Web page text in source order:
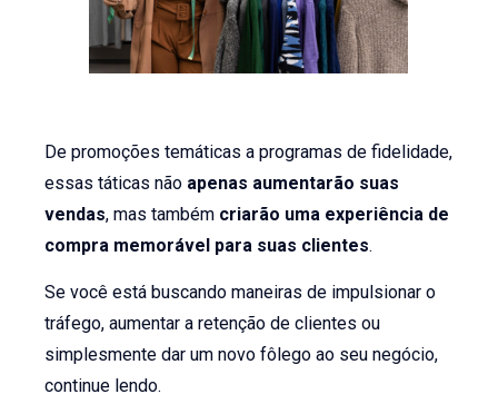
De promoções temáticas a programas de fidelidade,
essas táticas não apenas aumentarão suas
vendas, mas também criarão uma experiência de
compra memorável para suas clientes.
Se você está buscando maneiras de impulsionar o
tráfego, aumentar a retenção de clientes ou
simplesmente dar um novo fôlego ao seu negócio,
continue lendo.